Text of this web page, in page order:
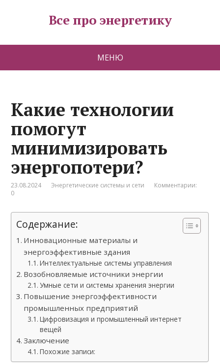
Все про энергетику
МЕНЮ
Какие технологии
помогут
минимизировать
энергопотери?
23.08.2024 Энергетические системы и сети
Комментарии:
0
Содержание:
Инновационные материалы и
энергоэффективные здания
Интеллектуальные системы управления
Возобновляемые источники энергии
Умные сети и системы хранения энергии
Повышение энергоэффективности
промышленных предприятий
Цифровизация и промышленный интернет
вещей
Заключение
Похожие записи: